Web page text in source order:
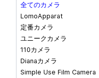
全てのカメラ
LomoApparat
定番カメラ
ユニークカメラ
110カメラ
Dianaカメラ
Simple Use Film Camera